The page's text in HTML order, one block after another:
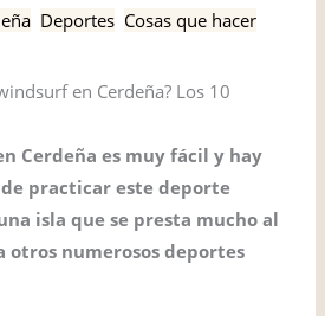
Deportes Cosas que hacer
en Cerdeña? Los 10
Cerdeña es muy fácil y hay
practicar este deporte
isla que se presta mucho al
otros numerosos deportes